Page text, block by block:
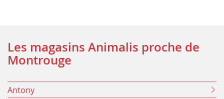
Les magasins Animalis proche de
Montrouge
Antony